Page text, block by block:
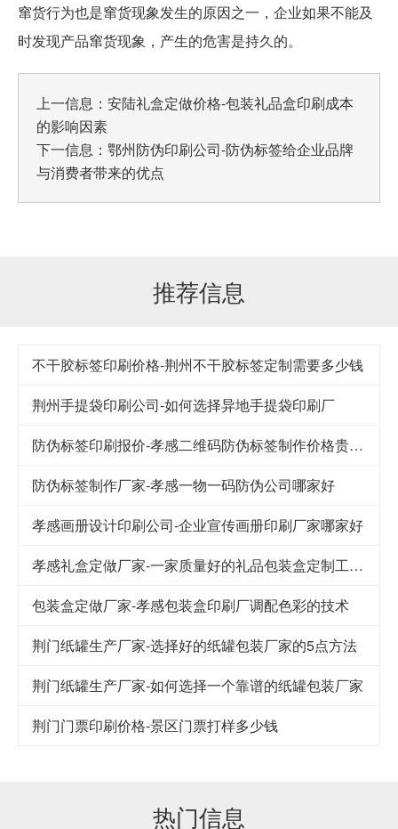
窜货行为也是窜货现象发生的原因之一，企业如果不能及
时发现产品窜货现象，产生的危害是持久的。
上一信息： 安陆礼盒定做价格-包装礼品盒印刷成本
的影响因素
下一信息： 鄂州防伪印刷公司-防伪标签给企业品牌
与消费者带来的优点
推荐信息
不干胶标签印刷价格-荆州不干胶标签定制需要多少钱
荆州手提袋印刷公司-如何选择异地手提袋印刷厂
防伪标签印刷报价-孝感二维码防伪标签制作价格贵不贵
防伪标签制作厂家-孝感一物一码防伪公司哪家好
孝感画册设计印刷公司-企业宣传画册印刷厂家哪家好
孝感礼盒定做厂家-一家质量好的礼品包装盒定制工厂应该注意的细节
包装盒定做厂家-孝感包装盒印刷厂调配色彩的技术
荆门纸罐生产厂家-选择好的纸罐包装厂家的5点方法
荆门纸罐生产厂家-如何选择一个靠谱的纸罐包装厂家
荆门门票印刷价格-景区门票打样多少钱
热门信息